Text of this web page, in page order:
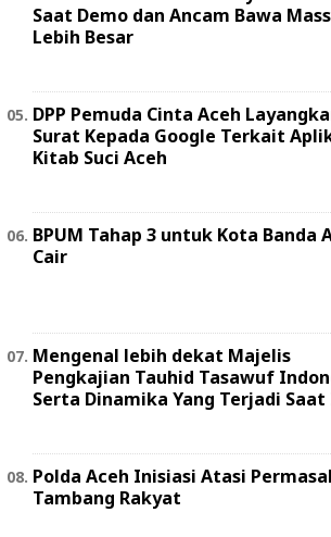
Saat Demo dan Ancam Bawa
Lebih Besar
DPP Pemuda Cinta Aceh
Surat Kepada Google Terkait
Kitab Suci Aceh
BPUM Tahap 3 untuk Kota Banda
Cair
Mengenal lebih dekat Majelis
Pengkajian Tauhid Tasawuf
Serta Dinamika Yang Terjadi
Polda Aceh Inisiasi Atasi
Tambang Rakyat